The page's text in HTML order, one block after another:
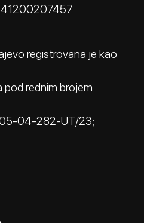
registrovana je kao
rednim brojem
05-04-282-UT/23;